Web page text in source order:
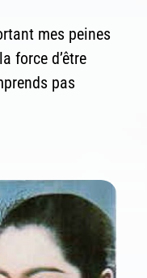
mes peines
force d’être
pas